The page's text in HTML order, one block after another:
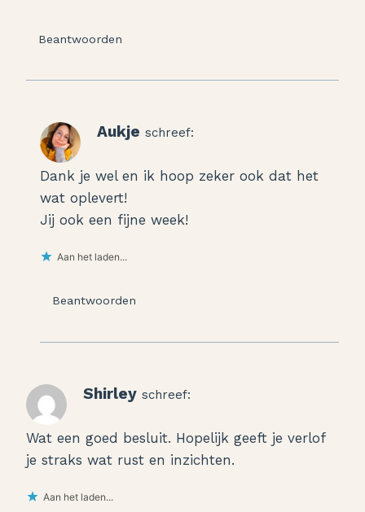
Beantwoorden
Aukje schreef:
Dank je wel en ik hoop zeker ook dat het
wat oplevert!
Jij ook een fijne week!
Aan het laden...
Beantwoorden
Shirley schreef:
Wat een goed besluit. Hopelijk geeft je verlof
je straks wat rust en inzichten.
Aan het laden...